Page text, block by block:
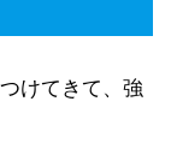
けてきて、強